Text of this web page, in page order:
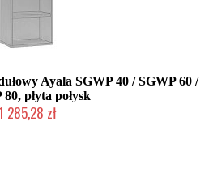
Ayala SGWP 40 / SGWP 60 /
80, płyta połysk
285,28 zł